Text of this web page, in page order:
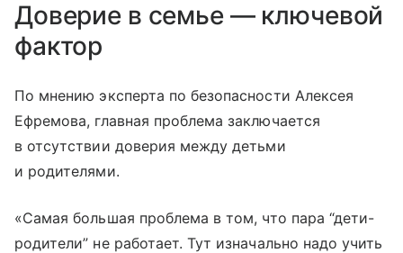
Доверие в семье — ключевой
фактор
По мнению эксперта по безопасности Алексея
Ефремова, главная проблема заключается
в отсутствии доверия между детьми
и родителями.
«Самая большая проблема в том, что пара “дети-
родители” не работает. Тут изначально надо учить